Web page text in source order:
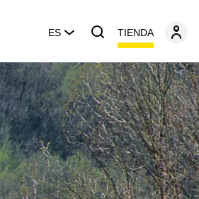
ES TIENDA